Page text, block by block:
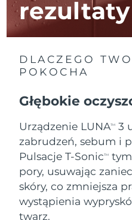
rezultaty
DLACZEGO
POKOCHA
Głębokie
Urządzenie LUNATM
3
zabrudzeń, sebum i
Pulsacje T-SonicTM
pory, usuwając
skóry, co zmniejsza
wystąpienia
twarz.
Izrael
Włochy
Japonia
Jersey
Kazachstan
Kuwejt